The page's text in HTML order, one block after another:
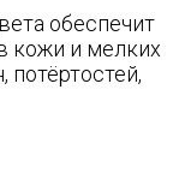
обеспечит
кожи и мелких
потёртостей,